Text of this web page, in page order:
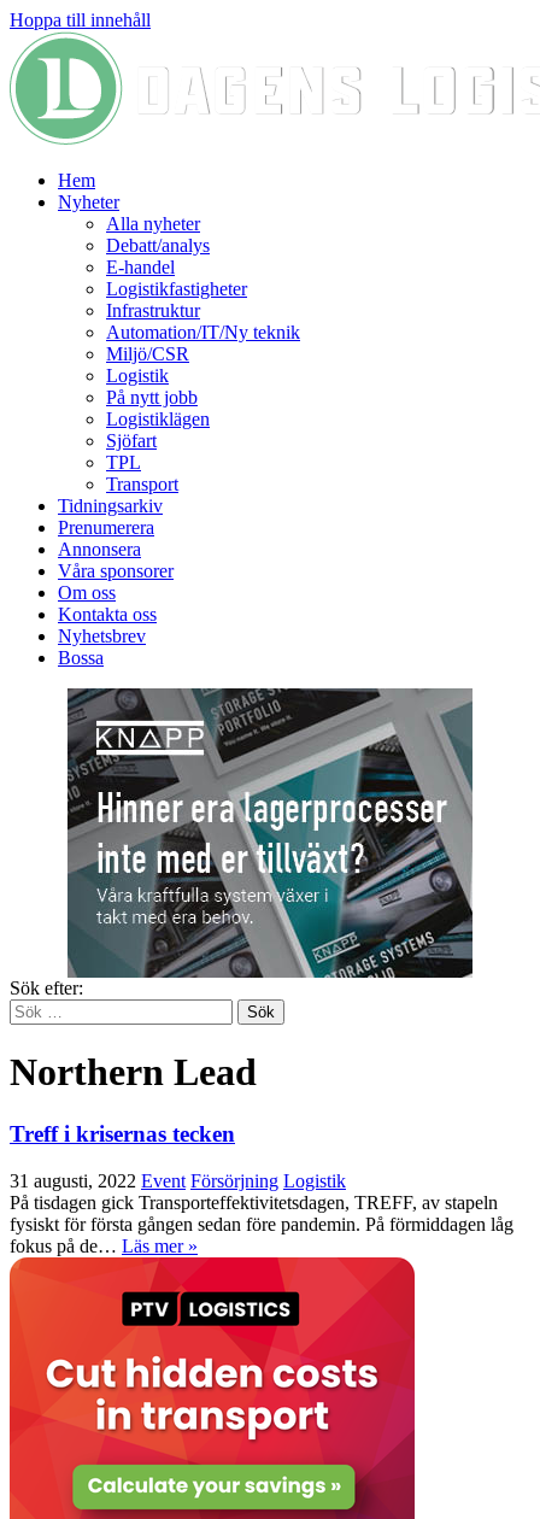
Hoppa till innehåll
Hem
Nyheter
Alla nyheter
Debatt/analys
E-handel
Logistikfastigheter
Infrastruktur
Automation/IT/Ny teknik
Miljö/CSR
Logistik
På nytt jobb
Logistiklägen
Sjöfart
TPL
Transport
Tidningsarkiv
Prenumerera
Annonsera
Våra sponsorer
Om oss
Kontakta oss
Nyhetsbrev
Bossa
Sök efter:
Northern Lead
Treff i krisernas tecken
31 augusti, 2022 Event Försörjning Logistik
På tisdagen gick Transporteffektivitetsdagen, TREFF, av stapeln
fysiskt för första gången sedan före pandemin. På förmiddagen låg
fokus på de… Läs mer »